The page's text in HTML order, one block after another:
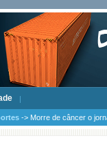
-> Morre de câncer o